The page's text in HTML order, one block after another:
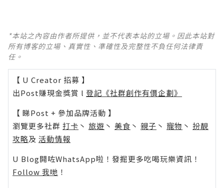
*本站之內容由作者所提供，並不代表本站的立場。因此本站對
所有博客的立場、真實性、準確性及完整性不負任何法律責
任。
【 U Creator 招募 】
出Post賺現金獎賞 l 登記《社群創作有價企劃》
【 睇Post + 參加品牌活動 】
瀏覽更多社群 打卡 丶 旅遊 丶 美食 丶 親子 丶 寵物 丶 扮靚
攻略及 活動情報
U Blog開咗WhatsApp啦！發掘更多吃喝玩樂資訊！
Follow 我哋 ！